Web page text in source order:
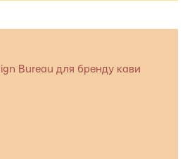
Bureau для бренду кави